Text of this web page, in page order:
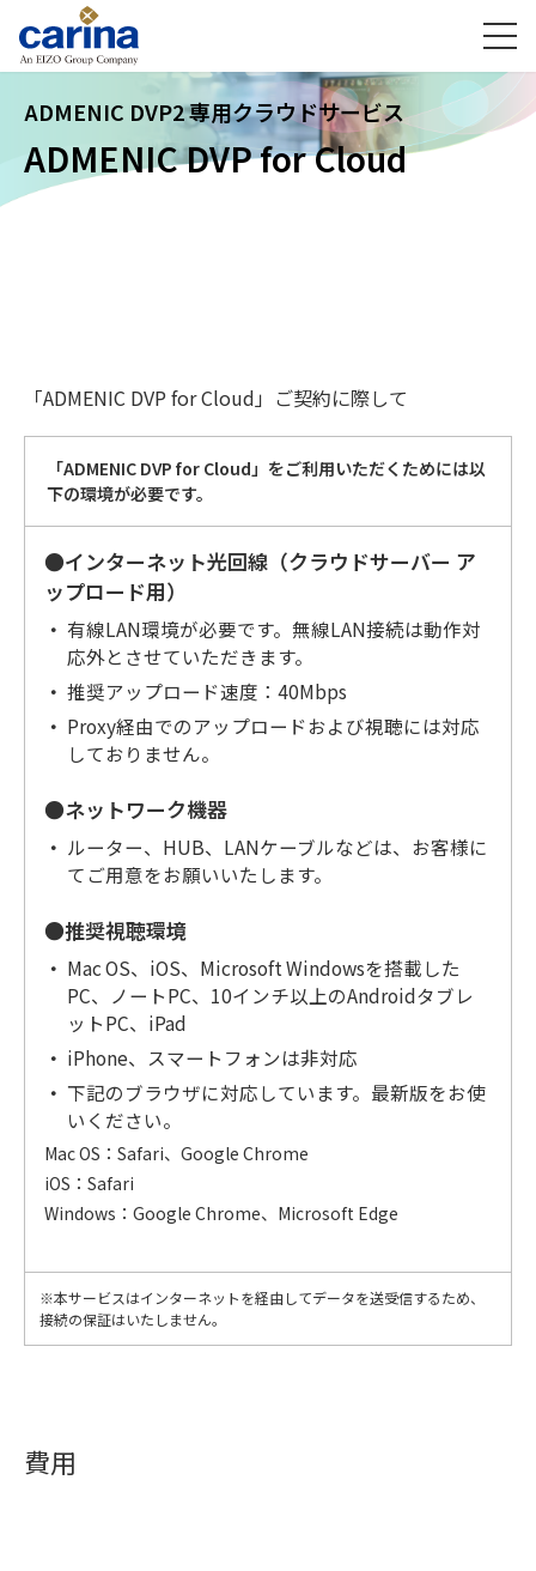
ADMENIC DVP2 専用クラウドサービス
ADMENIC DVP for Cloud
「ADMENIC DVP for Cloud」ご契約に際して
「ADMENIC DVP for Cloud」をご利用いただくためには以
下の環境が必要です。
●インターネット光回線（クラウドサーバー ア
ップロード用）
有線LAN環境が必要です。無線LAN接続は動作対
応外とさせていただきます。
推奨アップロード速度：40Mbps
Proxy経由でのアップロードおよび視聴には対応
しておりません。
●ネットワーク機器
ルーター、HUB、LANケーブルなどは、お客様に
てご用意をお願いいたします。
●推奨視聴環境
Mac OS、iOS、Microsoft Windowsを搭載した
PC、ノートPC、10インチ以上のAndroidタブレ
ットPC、iPad
iPhone、スマートフォンは非対応
下記のブラウザに対応しています。最新版をお使
いください。
Mac OS：Safari、Google Chrome
iOS：Safari
Windows：Google Chrome、Microsoft Edge
※本サービスはインターネットを経由してデータを送受信するため、
接続の保証はいたしません。
費用